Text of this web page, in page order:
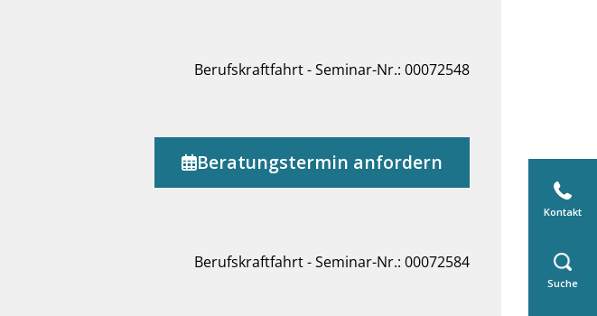
Kontakt
Suche
Berufskraftfahrt - Seminar-Nr.: 00072548
Beratungstermin anfordern
Berufskraftfahrt - Seminar-Nr.: 00072584